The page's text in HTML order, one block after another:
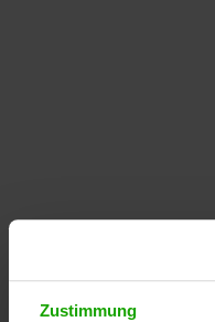
Zustimmung